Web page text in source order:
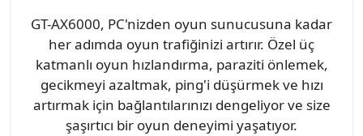
GT-AX6000, PC'nizden oyun sunucusuna kadar
her adımda oyun trafiğinizi artırır. Özel üç
katmanlı oyun hızlandırma, paraziti önlemek,
gecikmeyi azaltmak, ping'i düşürmek ve hızı
artırmak için bağlantılarınızı dengeliyor ve size
şaşırtıcı bir oyun deneyimi yaşatıyor.